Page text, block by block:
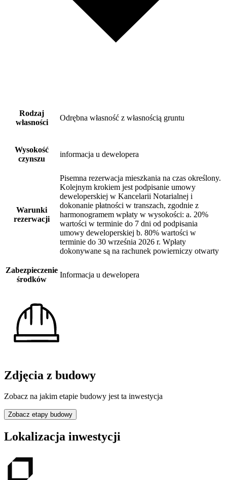
Rodzaj
własności
Odrębna własność z własnością gruntu
Wysokość
czynszu
informacja u dewelopera
Warunki
rezerwacji
Pisemna rezerwacja mieszkania na czas określony.
Kolejnym krokiem jest podpisanie umowy
deweloperskiej w Kancelarii Notarialnej i
dokonanie płatności w transzach, zgodnie z
harmonogramem wpłaty w wysokości: a. 20%
wartości w terminie do 7 dni od podpisania
umowy deweloperskiej b. 80% wartości w
terminie do 30 września 2026 r. Wpłaty
dokonywane są na rachunek powierniczy otwarty
Zabezpieczenie
środków
Informacja u dewelopera
Zdjęcia z budowy
Zobacz na jakim etapie budowy jest ta inwestycja
Zobacz etapy budowy
Lokalizacja inwestycji